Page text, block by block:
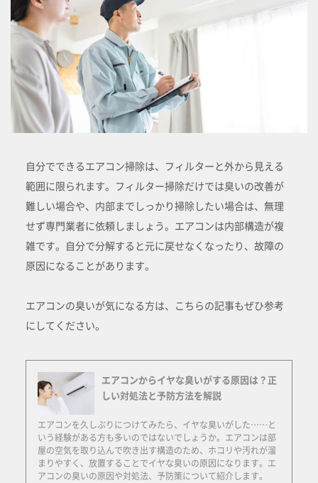
自分でできるエアコン掃除は、フィルターと外から見える
範囲に限られます。フィルター掃除だけでは臭いの改善が
難しい場合や、内部までしっかり掃除したい場合は、無理
せず専門業者に依頼しましょう。エアコンは内部構造が複
雑です。自分で分解すると元に戻せなくなったり、故障の
原因になることがあります。
エアコンの臭いが気になる方は、こちらの記事もぜひ参考
にしてください。
エアコンからイヤな臭いがする原因は？正
しい対処法と予防方法を解説
エアコンを久しぶりにつけてみたら、イヤな臭いがした……と
いう経験がある方も多いのではないでしょうか。エアコンは部
屋の空気を取り込んで吹き出す構造のため、ホコリや汚れが溜
まりやすく、放置することでイヤな臭いの原因になります。エ
アコンの臭いの原因や対処法、予防策について紹介します。